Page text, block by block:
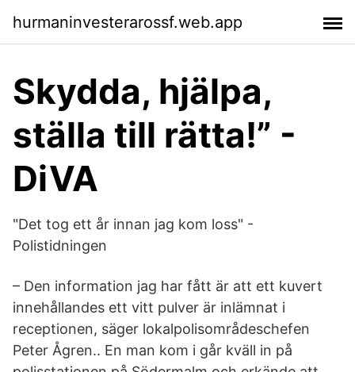
hurmaninvesterarossf.web.app
Skydda, hjälpa,
ställa till rätta!” -
DiVA
"Det tog ett år innan jag kom loss" -
Polistidningen
– Den information jag har fått är att ett kuvert
innehållandes ett vitt pulver är inlämnat i
receptionen, säger lokalpolisområdeschefen
Peter Ågren.. En man kom i går kväll in på